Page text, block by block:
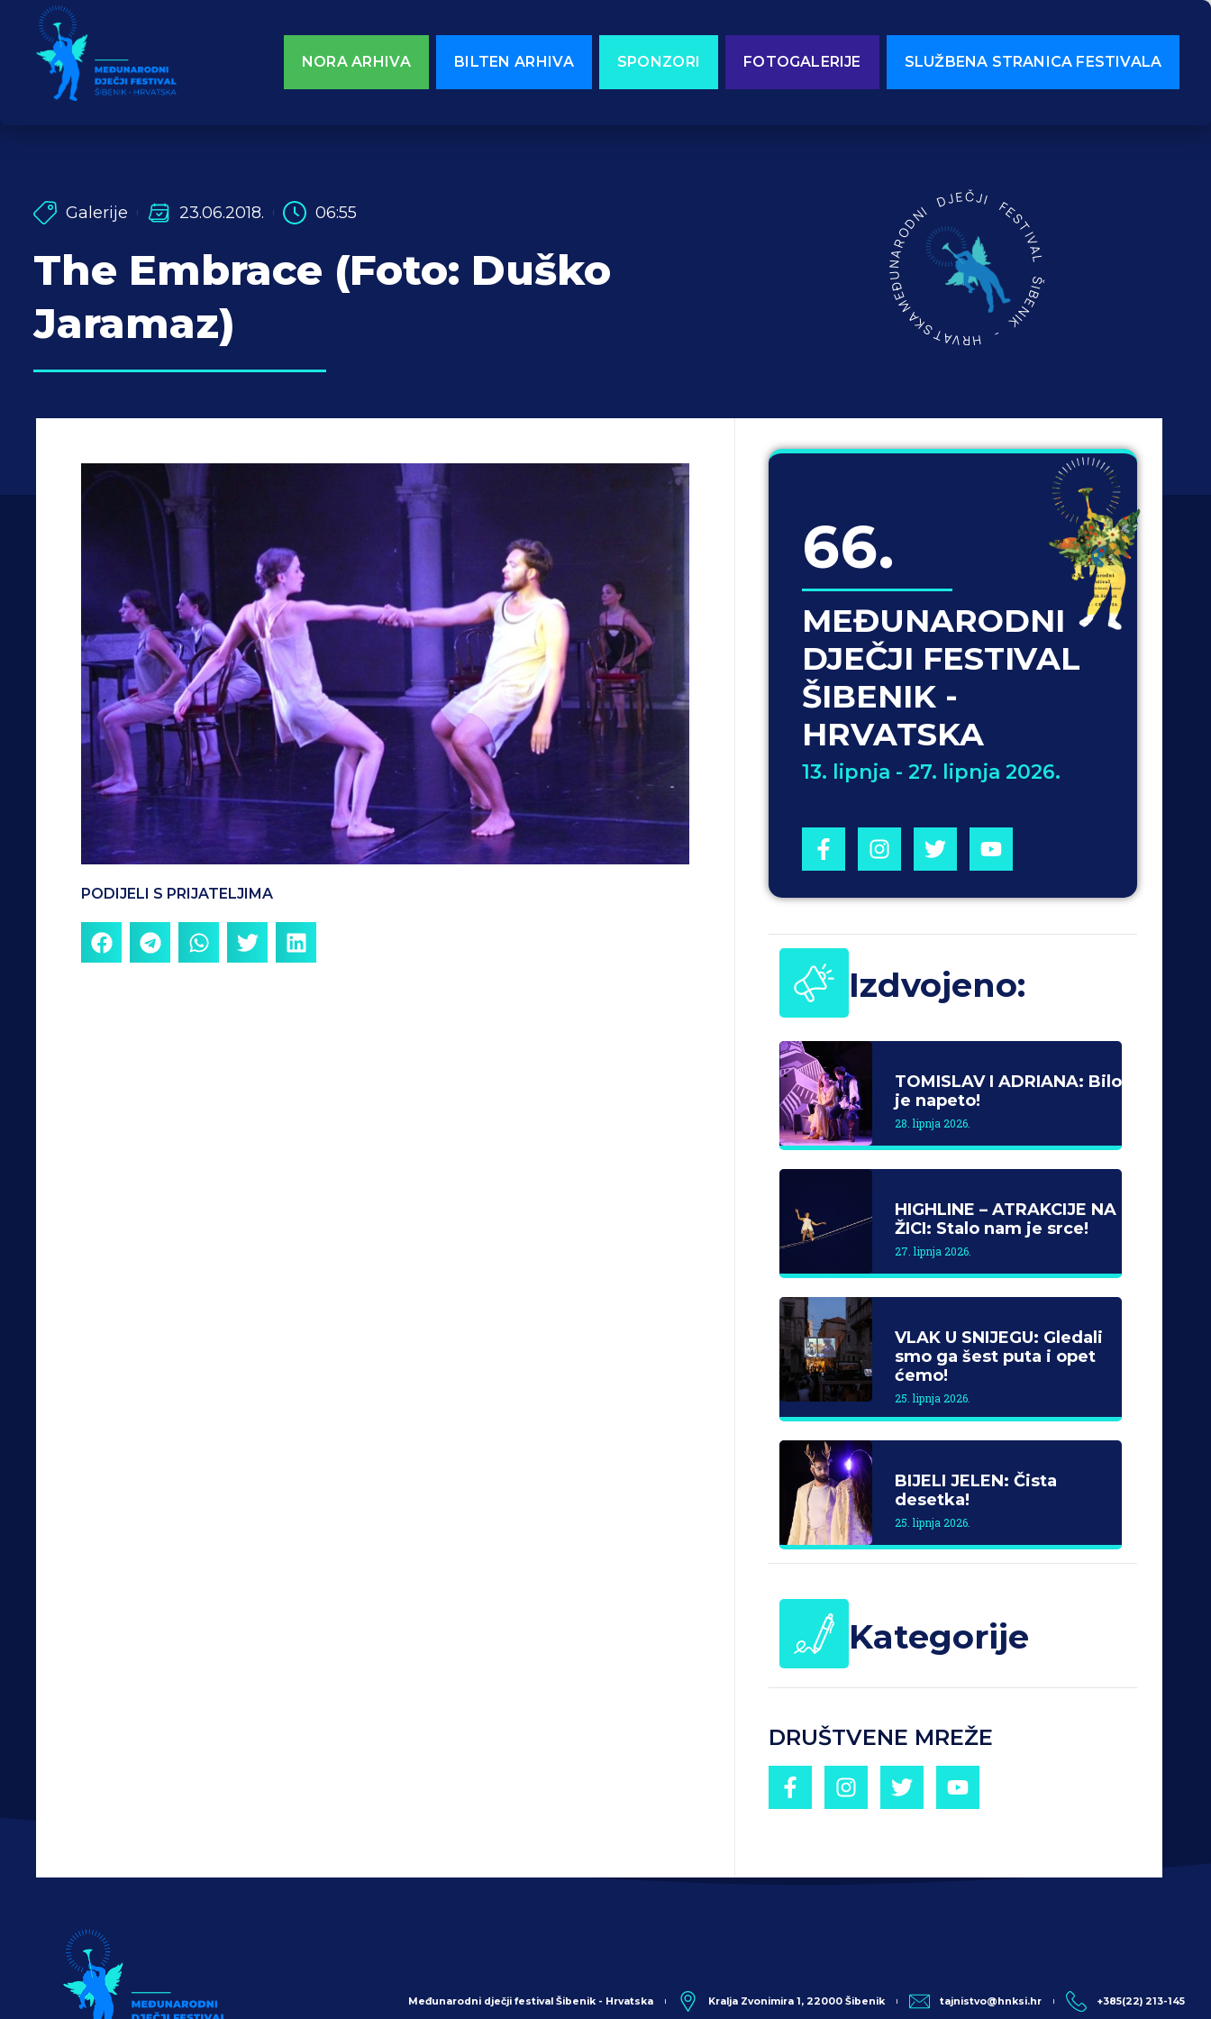
NORA ARHIVA BILTEN ARHIVA SPONZORI FOTOGALERIJE SLUŽBENA STRANICA FESTIVALA
Galerije 23.06.2018. 06:55
The Embrace (Foto: Duško
Jaramaz)
MEĐUNARODNI DJEČJI FESTIVAL ŠIBENIK - HRVATSKA
PODIJELI S PRIJATELJIMA
66.
MEĐUNARODNI
DJEČJI FESTIVAL
ŠIBENIK -
HRVATSKA
13. lipnja - 27. lipnja 2026.
Izdvojeno:
TOMISLAV I ADRIANA: Bilo
je napeto!
28. lipnja 2026.
HIGHLINE – ATRAKCIJE NA
ŽICI: Stalo nam je srce!
27. lipnja 2026.
VLAK U SNIJEGU: Gledali
smo ga šest puta i opet
ćemo!
25. lipnja 2026.
BIJELI JELEN: Čista
desetka!
25. lipnja 2026.
Kategorije
DRUŠTVENE MREŽE
Međunarodni dječji festival Šibenik - Hrvatska Kralja Zvonimira 1, 22000 Šibenik tajnistvo@hnksi.hr +385(22) 213-145